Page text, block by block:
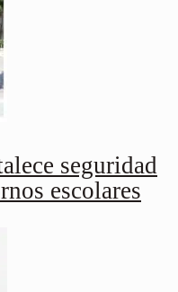
seguridad
escolares